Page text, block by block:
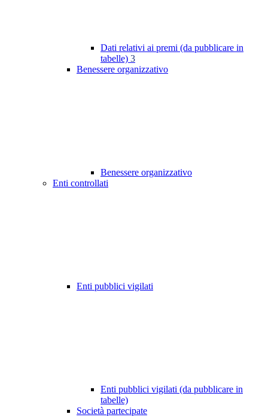
Dati relativi ai premi (da pubblicare in
tabelle) 3
Benessere organizzativo
Benessere organizzativo
Enti controllati
Enti pubblici vigilati
Enti pubblici vigilati (da pubblicare in
tabelle)
Società partecipate